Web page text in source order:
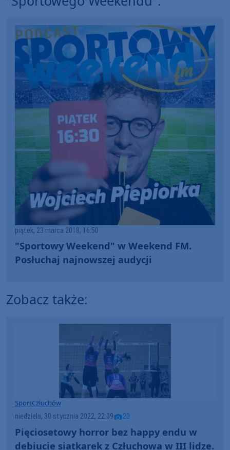
piątek, 23 marca 2018, 16:50
"Sportowy Weekend" w Weekend FM.
Posłuchaj najnowszej audycji
Zobacz także:
SportCzłuchów
niedziela, 30 stycznia 2022, 22:09 20
Pięciosetowy horror bez happy endu w
debiucie siatkarek z Człuchowa w III lidze.